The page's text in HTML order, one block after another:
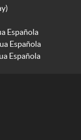
Española
Española
Española